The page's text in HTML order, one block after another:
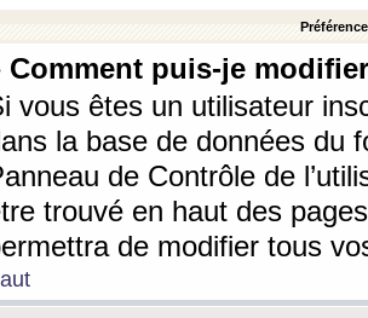
Comment puis-je
vous êtes un utilisateur
la base de données du
de Contrôle de
trouvé en haut des
de modifier tous